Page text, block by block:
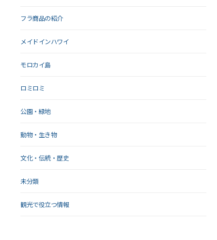
フラ商品の紹介
メイドインハワイ
モロカイ島
ロミロミ
公園・緑地
動物・生き物
文化・伝統・歴史
未分類
観光で役立つ情報